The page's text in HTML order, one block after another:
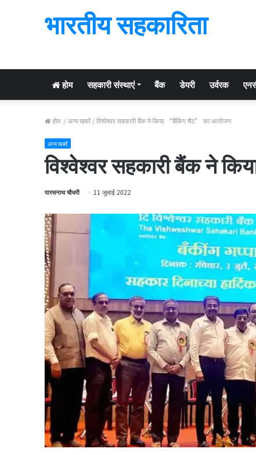
भारतीय सहकारिता
होम सहकारी संस्थाएं बैंक डेयरी उर्वरक
होम /अन्य खबरें /विश्वेश्वर सहकारी बैंक ने किया “बैंकिंग चैट” का आयोजन
अन्य खबरें
विश्वेश्वर सहकारी बैंक ने
पारसनाथ चौधरी 11 जुलाई 2022